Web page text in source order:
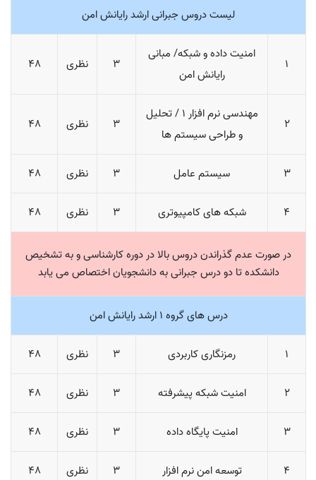
لیست دروس جبرانی ارشد رایانش امن
1
امنیت داده و شبکه/ مبانی
رایانش امن
3 نظری 48
2
مهندسی نرم افزار 1 / تحلیل
و طراحی سیستم ها
3 نظری 48
3 سیستم عامل 3 نظری 48
4 شبکه های کامپیوتری 3 نظری 48
در صورت عدم گذراندن دروس بالا در دوره کارشناسی و به تشخیص
دانشکده تا دو درس جبرانی به دانشجویان اختصاص می یابد
درس های گروه 1 ارشد رایانش امن
1 رمزنگاری کاربردی 3 نظری 48
2 امنیت شبکه پیشرفته 3 نظری 48
3 امنیت پایگاه داده 3 نظری 48
4 توسعه امن نرم افزار 3 نظری 48